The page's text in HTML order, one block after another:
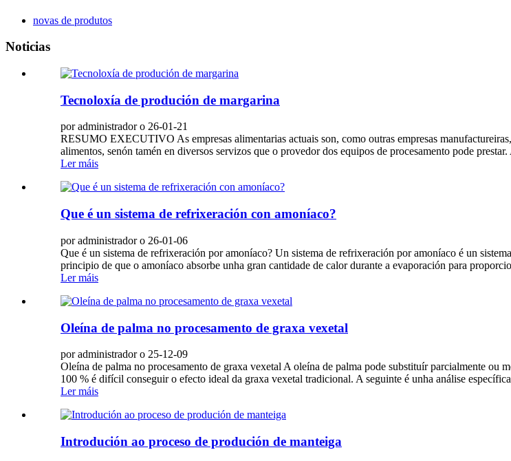
novas de produtos
Noticias
Tecnoloxía de produción de margarina
por administrador o 26-01-21
RESUMO EXECUTIVO As empresas alimentarias actuais son, como outras empresas
alimentos, senón tamén en diversos servizos que o provedor dos equipos de procesamento pode
Ler máis
Que é un sistema de refrixeración con amoníaco?
por administrador o 26-01-06
Que é un sistema de refrixeración por amoníaco? Un sistema de refrixeración por amoníaco é un
principio de que o amoníaco absorbe unha gran cantidade de calor durante a evaporación para
Ler máis
Oleína de palma no procesamento de graxa vexetal
por administrador o 25-12-09
Oleína de palma no procesamento de graxa vexetal A oleína de palma pode substituír parcialmente ou
100 % é difícil conseguir o efecto ideal da graxa vexetal tradicional. A seguinte é unha análise
Ler máis
Introdución ao proceso de produción de manteiga